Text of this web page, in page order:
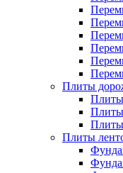
Плиты
Плиты
Плиты
Плиты